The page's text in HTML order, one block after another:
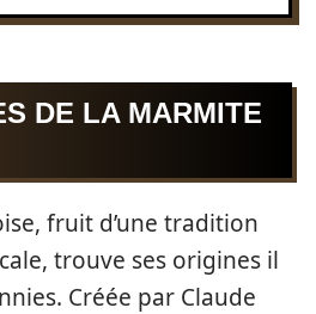
DE LA MARMITE
fruit d’une tradition
trouve ses origines il
Créée par Claude